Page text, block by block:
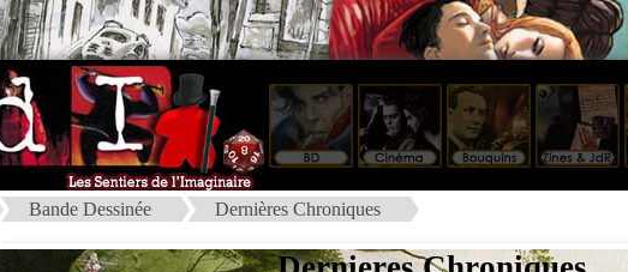
Bande Dessinée Dernières Chroniques